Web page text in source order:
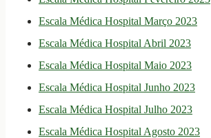
Escala Médica Hospital Março 2023
Escala Médica Hospital Abril 2023
Escala Médica Hospital Maio 2023
Escala Médica Hospital Junho 2023
Escala Médica Hospital Julho 2023
Escala Médica Hospital Agosto 2023